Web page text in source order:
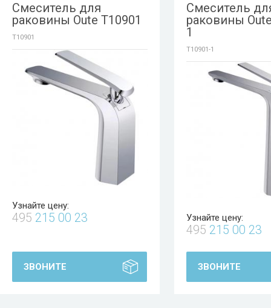
Смеситель для
раковины Oute T10901
T10901
Узнайте цену:
495 215 00 23
ЗВОНИТЕ
Смеситель
раковины
1
T10901-1
Узнайте цену:
495 215 00 23
ЗВОНИТЕ